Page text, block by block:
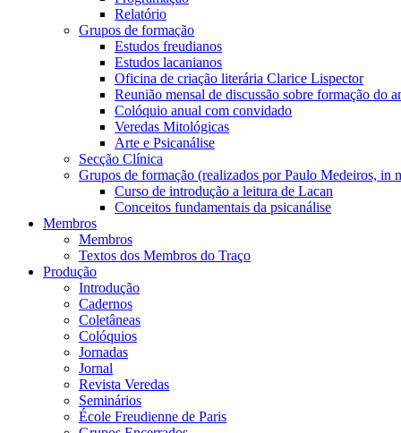
Relatório
Grupos de formação
Estudos freudianos
Estudos lacanianos
Oficina de criação literária Clarice Lispector
Reunião mensal de discussão sobre formação do
Colóquio anual com convidado
Veredas Mitológicas
Arte e Psicanálise
Secção Clínica
Grupos de formação (realizados por Paulo Medeiros, in
Curso de introdução a leitura de Lacan
Conceitos fundamentais da psicanálise
Membros
Membros
Textos dos Membros do Traço
Produção
Introdução
Cadernos
Coletâneas
Colóquios
Jornadas
Jornal
Revista Veredas
Seminários
École Freudienne de Paris